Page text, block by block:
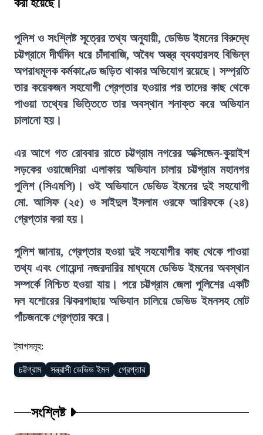
করা হয়েছে।
পুলিশ ও সংশ্লিষ্ট সূত্রের তথ্য অনুযায়ী, ডেভিড ইমনের বিরুদ্ধে
চট্টগ্রামে দীর্ঘদিন ধরে চাঁদাবাজি, অবৈধ অস্ত্র ব্যবহারসহ বিভিন্ন
অপরাধমূলক কর্মকাণ্ডে জড়িত থাকার অভিযোগ রয়েছে। সম্প্রতি
তার কয়েকজন সহযোগী গ্রেপ্তার হওয়ার পর তাদের কাছ থেকে
পাওয়া তথ্যের ভিত্তিতে তার অবস্থান শনাক্ত করে অভিযান
চালানো হয়।
এর আগে গত রোববার রাতে চট্টগ্রাম নগরের অক্সিজেন-কুয়াইশ
সড়কের ওয়াজেদিয়া এলাকায় অভিযান চালায় চট্টগ্রাম মহানগর
পুলিশ (সিএমপি)। ওই অভিযানে ডেভিড ইমনের দুই সহযোগী
মো. আসিফ (২৫) ও সাইদুল ইসলাম ওরফে আরিফকে (২৪)
গ্রেপ্তার করা হয়।
পুলিশ জানায়, গ্রেপ্তার হওয়া দুই সহযোগীর কাছ থেকে পাওয়া
তথ্য এবং গোয়েন্দা নজরদারির মাধ্যমে ডেভিড ইমনের অবস্থান
সম্পর্কে নিশ্চিত হওয়া যায়। পরে চট্টগ্রাম জেলা পুলিশের একটি
দল যশোরের ঝিকরগাছায় অভিযান চালিয়ে ডেভিড ইমনসহ মোট
পাঁচজনকে গ্রেপ্তার করে।
ট্যাগসমূহ:
চট্টগ্রাম সন্ত্রাসী ডেভিড ইমন গ্রেপ্তার
সংশ্লিষ্ট